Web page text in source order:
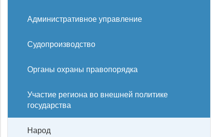
Административное управление
Судопроизводство
Органы охраны правопорядка
Участие региона во внешней политике
государства
Народ